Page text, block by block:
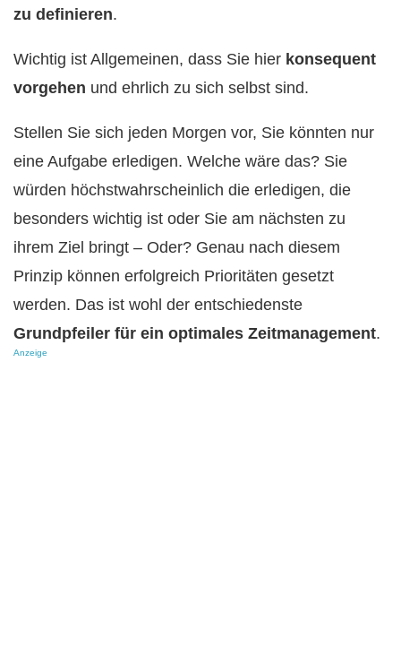
zu definieren.
Wichtig ist Allgemeinen, dass Sie hier konsequent
vorgehen und ehrlich zu sich selbst sind.
Stellen Sie sich jeden Morgen vor, Sie könnten nur
eine Aufgabe erledigen. Welche wäre das? Sie
würden höchstwahrscheinlich die erledigen, die
besonders wichtig ist oder Sie am nächsten zu
ihrem Ziel bringt – Oder? Genau nach diesem
Prinzip können erfolgreich Prioritäten gesetzt
werden. Das ist wohl der entschiedenste
Grundpfeiler für ein optimales Zeitmanagement.
Anzeige